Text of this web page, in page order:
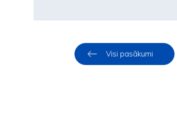
Visi pasākumi